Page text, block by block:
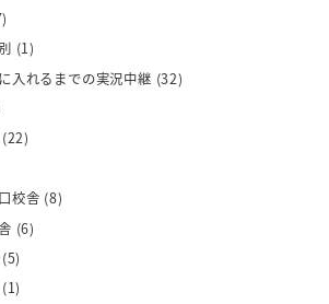
(1)
入れるまでの実況中継 (32)
(22)
校舎 (8)
(6)
(5)
(1)